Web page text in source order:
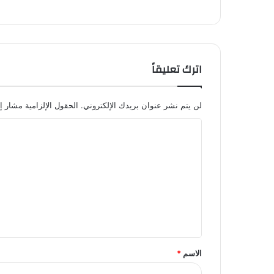
اترك تعليقاً
لن يتم نشر عنوان بريدك الإلكتروني. الحقول الإلزامية مشار
ق
*
الاسم *